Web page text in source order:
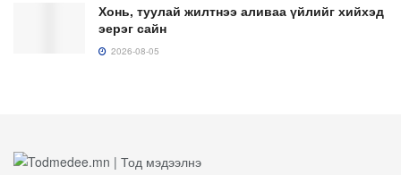
Хонь, туулай жилтнээ аливаа үйлийг хийхэд
эерэг сайн
2026-08-05